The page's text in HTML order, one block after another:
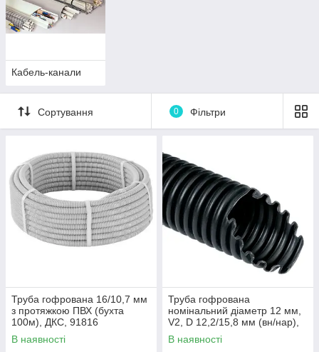
Кабель-канали
Сортування 0 Фільтри
Труба гофрована 16/10,7 мм
з протяжкою ПВХ (бухта
100м), ДКС, 91816
В наявності
Труба гофрована
номінальний діаметр 12 мм,
V2, D 12,2/15,8 мм (вн/нар),
поліамід 6, колір чорний
(бухта 50 м),
В наявності